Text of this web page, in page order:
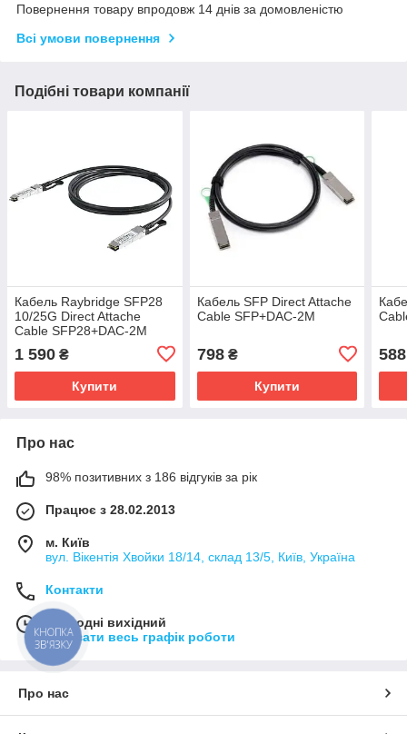
Повернення товару впродовж 14 днів за домовленістю
Всі умови повернення
Подібні товари компанії
Кабель Raybridge SFP28
10/25G Direct Attache
Cable SFP28+DAC-2M
1 590 ₴
Купити
Кабель SFP Direct Attache
Cable SFP+DAC-2M
798₴
Купити
588
Про нас
98% позитивних з 186 відгуків за рік
Працює з 28.02.2013
м. Київ
вул. Вікентія Хвойки 18/14, склад 13/5, Київ, Україна
Контакти
Сьогодні вихідний
Показати весь графік роботи
Про нас
КНОПКА
ЗВ'ЯЗКУ